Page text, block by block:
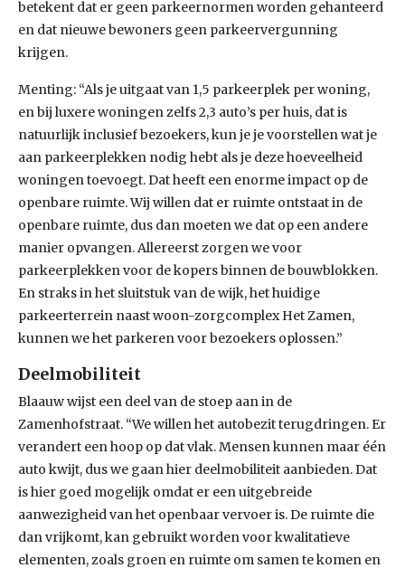
betekent dat er geen parkeernormen worden gehanteerd
en dat nieuwe bewoners geen parkeervergunning
krijgen.
Menting: “Als je uitgaat van 1,5 parkeerplek per woning,
en bij luxere woningen zelfs 2,3 auto’s per huis, dat is
natuurlijk inclusief bezoekers, kun je je voorstellen wat je
aan parkeerplekken nodig hebt als je deze hoeveelheid
woningen toevoegt. Dat heeft een enorme impact op de
openbare ruimte. Wij willen dat er ruimte ontstaat in de
openbare ruimte, dus dan moeten we dat op een andere
manier opvangen. Allereerst zorgen we voor
parkeerplekken voor de kopers binnen de bouwblokken.
En straks in het sluitstuk van de wijk, het huidige
parkeerterrein naast woon-zorgcomplex Het Zamen,
kunnen we het parkeren voor bezoekers oplossen.”
Deelmobiliteit
Blaauw wijst een deel van de stoep aan in de
Zamenhofstraat. “We willen het autobezit terugdringen. Er
verandert een hoop op dat vlak. Mensen kunnen maar één
auto kwijt, dus we gaan hier deelmobiliteit aanbieden. Dat
is hier goed mogelijk omdat er een uitgebreide
aanwezigheid van het openbaar vervoer is. De ruimte die
dan vrijkomt, kan gebruikt worden voor kwalitatieve
elementen, zoals groen en ruimte om samen te komen en